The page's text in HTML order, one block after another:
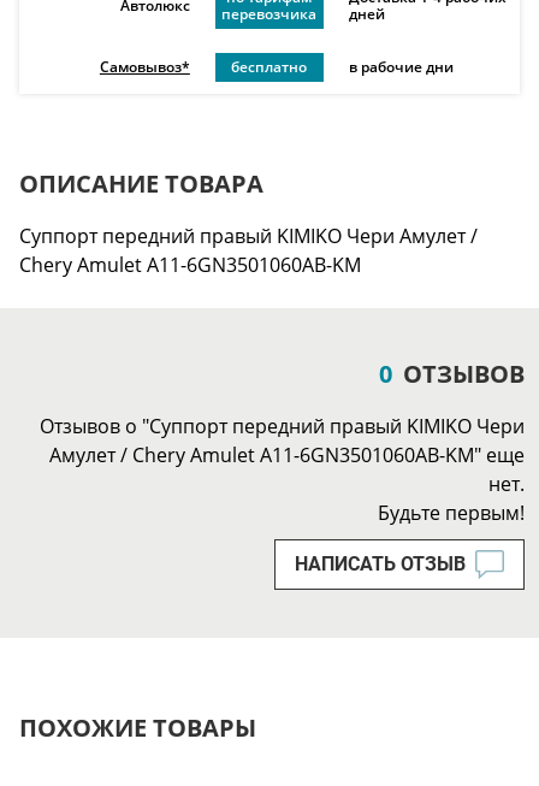
Автолюкс
перевозчика
дней
Самовывоз* бесплатно в рабочие дни
ОПИСАНИЕ ТОВАРА
Суппорт передний правый KIMIKO Чери Амулет /
Chery Amulet A11-6GN3501060AB-KM
0 ОТЗЫВОВ
Отзывов о "Суппорт передний правый KIMIKO Чери
Амулет / Chery Amulet A11-6GN3501060AB-KM" еще
нет.
Будьте первым!
НАПИСАТЬ ОТЗЫВ
ПОХОЖИЕ ТОВАРЫ